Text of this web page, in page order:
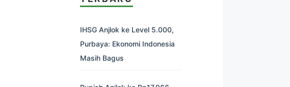
IHSG Anjlok ke Level 5.000,
Purbaya: Ekonomi Indonesia
Masih Bagus